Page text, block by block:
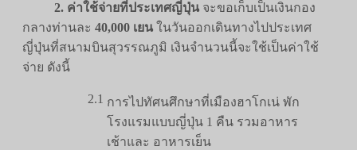
2. ค่าใช้จ่ายที่ประเทศญี่ปุ่น จะขอเก็บเป็นเงินกอง
กลางท่านละ 40,000 เยน ในวันออกเดินทางไปประเทศ
ญี่ปุ่นที่สนามบินสุวรรณภูมิ เงินจำนวนนี้จะใช้เป็นค่าใช้
จ่าย ดังนี้
2.1 การไปทัศนศึกษาที่เมืองฮาโกเน่ พัก
โรงแรมแบบญี่ปุ่น 1 คืน รวมอาหาร
เช้าและ อาหารเย็น